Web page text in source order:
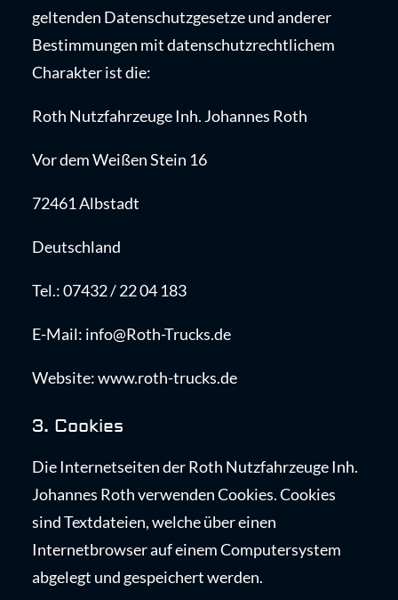
geltenden Datenschutzgesetze und anderer
Bestimmungen mit datenschutzrechtlichem
Charakter ist die:
Roth Nutzfahrzeuge Inh. Johannes Roth
Vor dem Weißen Stein 16
72461 Albstadt
Deutschland
Tel.: 07432 / 22 04 183
E-Mail: info@Roth-Trucks.de
Website: www.roth-trucks.de
3. Cookies
Die Internetseiten der Roth Nutzfahrzeuge Inh.
Johannes Roth verwenden Cookies. Cookies
sind Textdateien, welche über einen
Internetbrowser auf einem Computersystem
abgelegt und gespeichert werden.